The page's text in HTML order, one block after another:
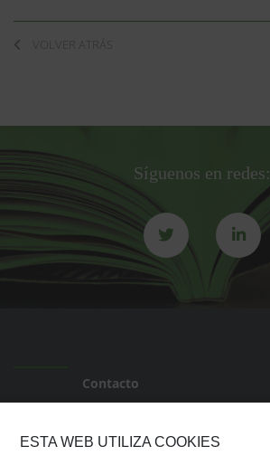
VOLVER ATRÁS
Síguenos en redes:
Contacto
Transparencia AJILC
ESTA WEB UTILIZA COOKIES